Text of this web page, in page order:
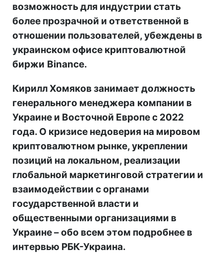
возможность для индустрии стать
более прозрачной и ответственной в
отношении пользователей, убеждены в
украинском офисе криптовалютной
биржи Binance.
Кирилл Хомяков занимает должность
генерального менеджера компании в
Украине и Восточной Европе с 2022
года. О кризисе недоверия на мировом
криптовалютном рынке, укреплении
позиций на локальном, реализации
глобальной маркетинговой стратегии и
взаимодействии с органами
государственной власти и
общественными организациями в
Украине – обо всем этом подробнее в
интервью РБК-Украина.